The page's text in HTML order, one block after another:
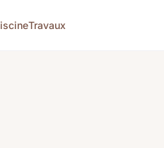
Travaux